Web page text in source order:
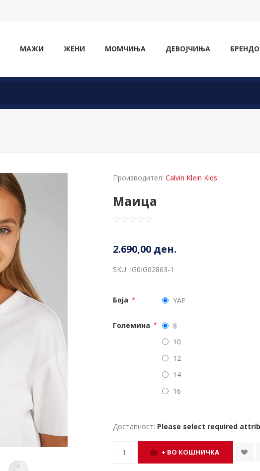
МАЖИ ЖЕНИ МОМЧИЊА ДЕВОЈЧИЊА
Производител: Calvin Klein Kids
Маица
2.690,00 ден.
SKU: IG0IG02863-1
Боја * YAF
Големина *
8
10
12
14
16
Достапност: Please select required